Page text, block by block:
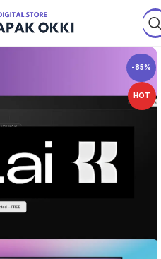
-85%
HOT